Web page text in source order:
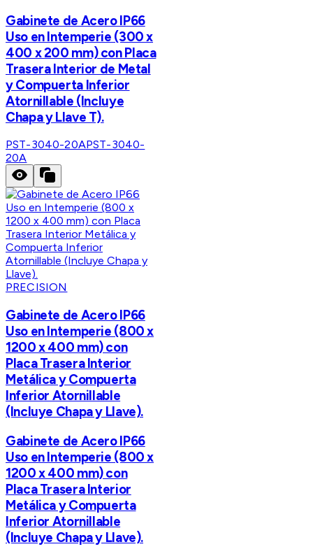
Gabinete de Acero IP66
Uso en Intemperie (300 x
400 x 200 mm) con Placa
Trasera Interior de Metal
y Compuerta Inferior
Atornillable (Incluye
Chapa y Llave T).
PST-3040-20APST-3040-
20A
PRECISION
Gabinete de Acero IP66
Uso en Intemperie (800 x
1200 x 400 mm) con
Placa Trasera Interior
Metálica y Compuerta
Inferior Atornillable
(Incluye Chapa y Llave).
Gabinete de Acero IP66
Uso en Intemperie (800 x
1200 x 400 mm) con
Placa Trasera Interior
Metálica y Compuerta
Inferior Atornillable
(Incluye Chapa y Llave).